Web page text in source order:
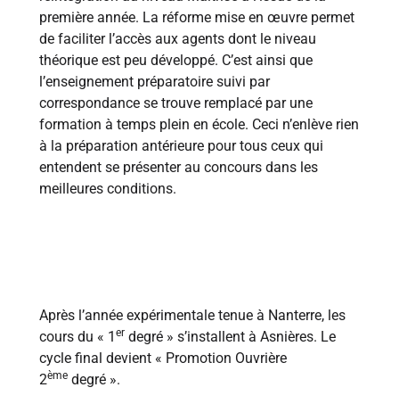
première année. La réforme mise en œuvre permet
de faciliter l’accès aux agents dont le niveau
théorique est peu développé. C’est ainsi que
l’enseignement préparatoire suivi par
correspondance se trouve remplacé par une
formation à temps plein en école. Ceci n’enlève rien
à la préparation antérieure pour tous ceux qui
entendent se présenter au concours dans les
meilleures conditions.
Après l’année expérimentale tenue à Nanterre, les
cours du « 1 er degré » s’installent à Asnières. Le
cycle final devient « Promotion Ouvrière
2ème degré ».